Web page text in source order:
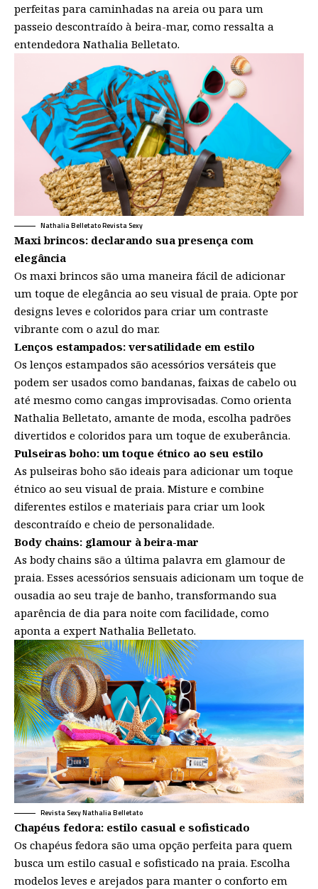
perfeitas para caminhadas na areia ou para um
passeio descontraído à beira-mar, como ressalta a
entendedora Nathalia Belletato.
Nathalia Belletato Revista Sexy
Maxi brincos: declarando sua presença com
elegância
Os maxi brincos são uma maneira fácil de adicionar
um toque de elegância ao seu visual de praia. Opte por
designs leves e coloridos para criar um contraste
vibrante com o azul do mar.
Lenços estampados: versatilidade em estilo
Os lenços estampados são acessórios versáteis que
podem ser usados como bandanas, faixas de cabelo ou
até mesmo como cangas improvisadas. Como orienta
Nathalia Belletato, amante de moda, escolha padrões
divertidos e coloridos para um toque de exuberância.
Pulseiras boho: um toque étnico ao seu estilo
As pulseiras boho são ideais para adicionar um toque
étnico ao seu visual de praia. Misture e combine
diferentes estilos e materiais para criar um look
descontraído e cheio de personalidade.
Body chains: glamour à beira-mar
As body chains são a última palavra em glamour de
praia. Esses acessórios sensuais adicionam um toque de
ousadia ao seu traje de banho, transformando sua
aparência de dia para noite com facilidade, como
aponta a expert Nathalia Belletato.
Revista Sexy Nathalia Belletato
Chapéus fedora: estilo casual e sofisticado
Os chapéus fedora são uma opção perfeita para quem
busca um estilo casual e sofisticado na praia. Escolha
modelos leves e arejados para manter o conforto em